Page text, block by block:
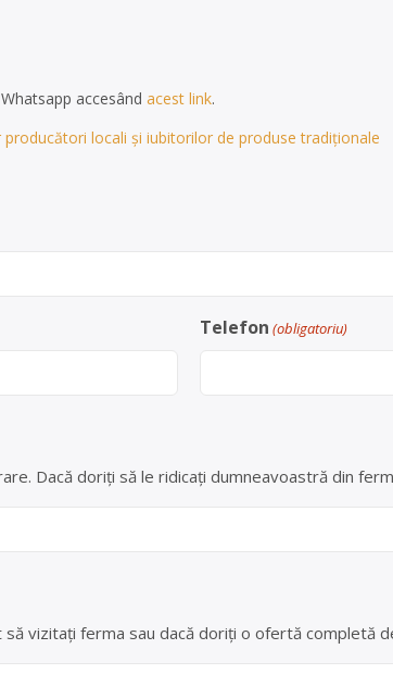
accesând acest link.
producători locali și iubitorilor de produse tradiționale
Telefon (obligatoriu)
Dacă doriți să le ridicați dumneavoastră din
vizitați ferma sau dacă doriți o ofertă completă